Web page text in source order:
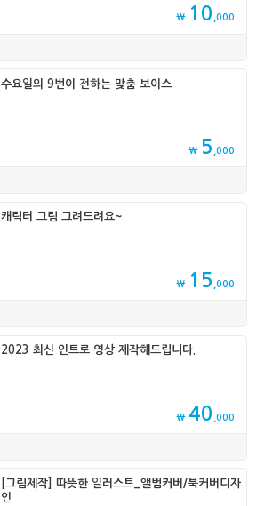
₩ 10 ,000
수요일의 9번이 전하는 맞춤 보이스
₩ 5 ,000
캐릭터 그림 그려드려요~
₩ 15 ,000
2023 최신 인트로 영상 제작해드립니다.
₩ 40 ,000
[그림제작] 따뜻한 일러스트_앨범커버/북커버디자
인